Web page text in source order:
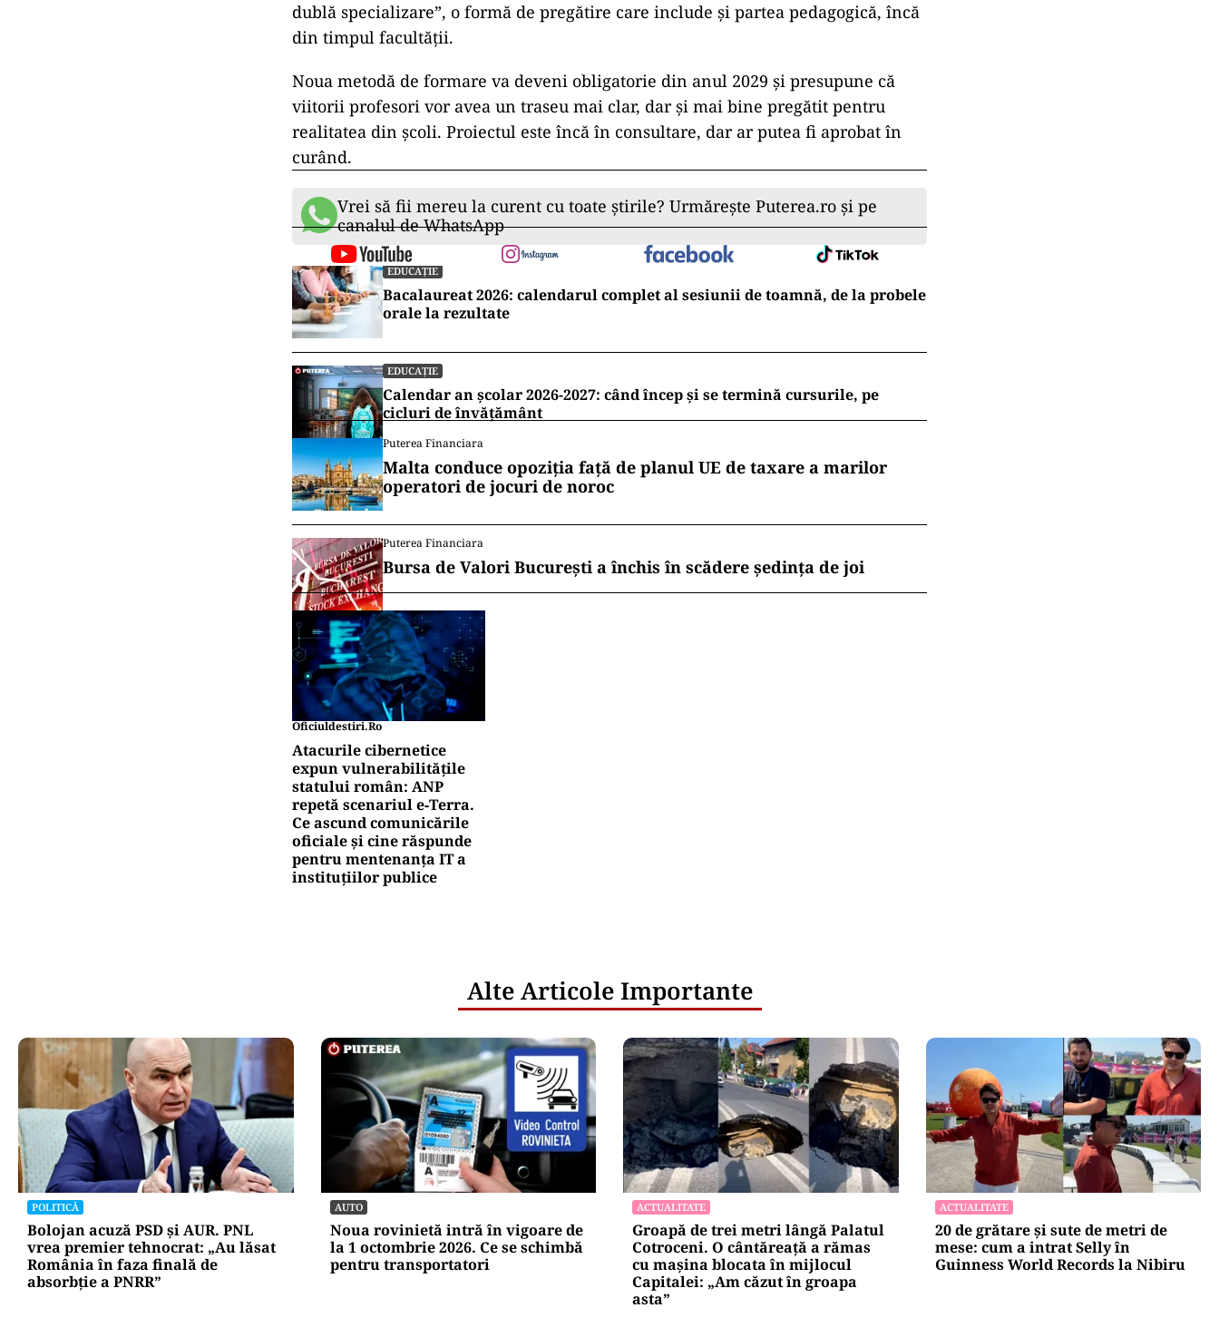
dublă specializare”, o formă de pregătire care include și partea pedagogică, încă
din timpul facultății.
Noua metodă de formare va deveni obligatorie din anul 2029 și presupune că
viitorii profesori vor avea un traseu mai clar, dar și mai bine pregătit pentru
realitatea din școli. Proiectul este încă în consultare, dar ar putea fi aprobat în
curând.
Vrei să fii mereu la curent cu toate știrile? Urmărește Puterea.ro și pe
canalul de WhatsApp
EDUCAȚIE
Bacalaureat 2026: calendarul complet al sesiunii de toamnă, de la probele
orale la rezultate
EDUCAȚIE
Calendar an școlar 2026-2027: când încep și se termină cursurile, pe
cicluri de învățământ
Puterea Financiara
Malta conduce opoziția față de planul UE de taxare a marilor
operatori de jocuri de noroc
Puterea Financiara
Bursa de Valori București a închis în scădere ședința de joi
Oficiuldestiri.ro
Atacurile cibernetice
expun vulnerabilitățile
statului român: ANP
repetă scenariul e‑Terra.
Ce ascund comunicările
oficiale și cine răspunde
pentru mentenanța IT a
instituțiilor publice
Alte Articole Importante
POLITICĂ
Bolojan acuză PSD și AUR. PNL
vrea premier tehnocrat: „Au lăsat
România în faza finală de
absorbţie a PNRR”
AUTO
Noua rovinietă intră în vigoare de
la 1 octombrie 2026. Ce se schimbă
pentru transportatori
ACTUALITATE
Groapă de trei metri lângă Palatul
Cotroceni. O cântăreață a rămas
cu mașina blocata în mijlocul
Capitalei: „Am căzut în groapa
asta”
ACTUALITATE
20 de grătare și sute de metri de
mese: cum a intrat Selly în
Guinness World Records la Nibiru